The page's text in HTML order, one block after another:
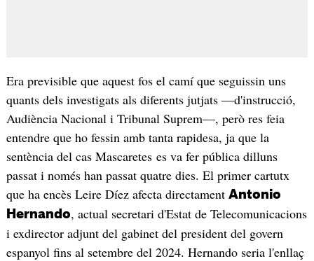
Era previsible que aquest fos el camí que seguissin uns
quants dels investigats als diferents jutjats —d'instrucció,
Audiència Nacional i Tribunal Suprem—, però res feia
entendre que ho fessin amb tanta rapidesa, ja que la
sentència del cas Mascaretes es va fer pública dilluns
passat i només han passat quatre dies. El primer cartutx
que ha encès Leire Díez afecta directament Antonio
Hernando, actual secretari d'Estat de Telecomunicacions
i exdirector adjunt del gabinet del president del govern
espanyol fins al setembre del 2024. Hernando seria l'enllaç